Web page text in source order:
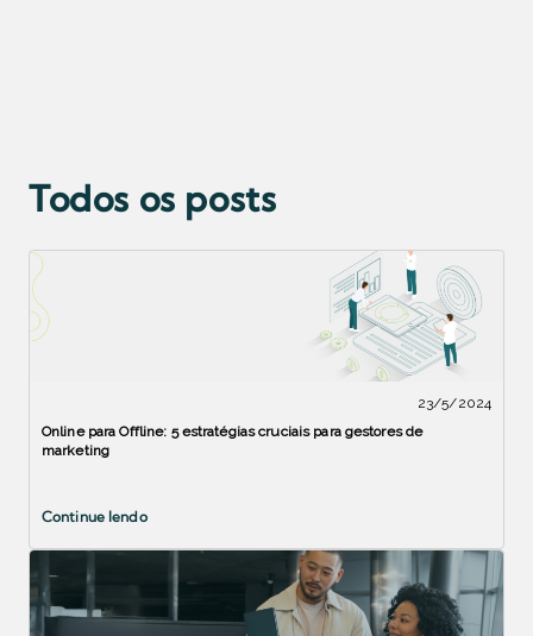
Todos os posts
23/5/2024
Online para Offline: 5 estratégias cruciais para gestores de
marketing
Continue lendo